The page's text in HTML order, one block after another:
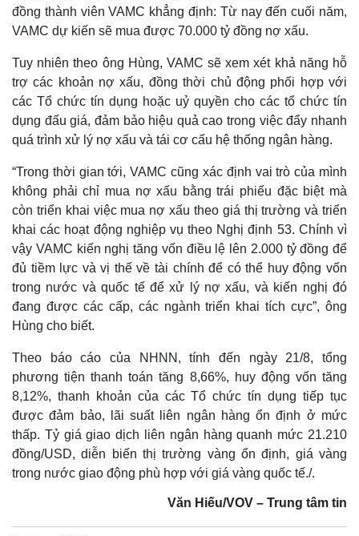
Thế giới
Quan sát
Cuộc sống đó đây
Hồ sơ
Multimedia
Video
Ảnh
E-Magazine
đồng thành viên VAMC khẳng định: Từ nay đến cuối năm,
VAMC dự kiến sẽ mua được 70.000 tỷ đồng nợ xấu.
Tuy nhiên theo ông Hùng, VAMC sẽ xem xét khả năng hỗ
trợ các khoản nợ xấu, đồng thời chủ động phối hợp với
các Tổ chức tín dụng hoặc uỷ quyền cho các tổ chức tín
dụng đấu giá, đảm bảo hiệu quả cao trong việc đẩy nhanh
quá trình xử lý nợ xấu và tái cơ cấu hệ thống ngân hàng.
“Trong thời gian tới, VAMC cũng xác định vai trò của mình
không phải chỉ mua nợ xấu bằng trái phiếu đặc biệt mà
còn triển khai việc mua nợ xấu theo giá thị trường và triển
khai các hoạt động nghiệp vụ theo Nghị định 53. Chính vì
vậy VAMC kiến nghị tăng vốn điều lệ lên 2.000 tỷ đồng để
đủ tiềm lực và vị thế về tài chính để có thể huy động vốn
trong nước và quốc tế để xử lý nợ xấu, và kiến nghị đó
đang được các cấp, các ngành triển khai tích cực”, ông
Hùng cho biết.
Theo báo cáo của NHNN, tính đến ngày 21/8, tổng
phương tiện thanh toán tăng 8,66%, huy động vốn tăng
8,12%, thanh khoản của các Tổ chức tín dụng tiếp tục
được đảm bảo, lãi suất liên ngân hàng ổn định ở mức
thấp. Tỷ giá giao dịch liên ngân hàng quanh mức 21.210
đồng/USD, diễn biến thị trường vàng ổn định, giá vàng
trong nước giao động phù hợp với giá vàng quốc tế./.
Văn Hiếu/VOV – Trung tâm tin